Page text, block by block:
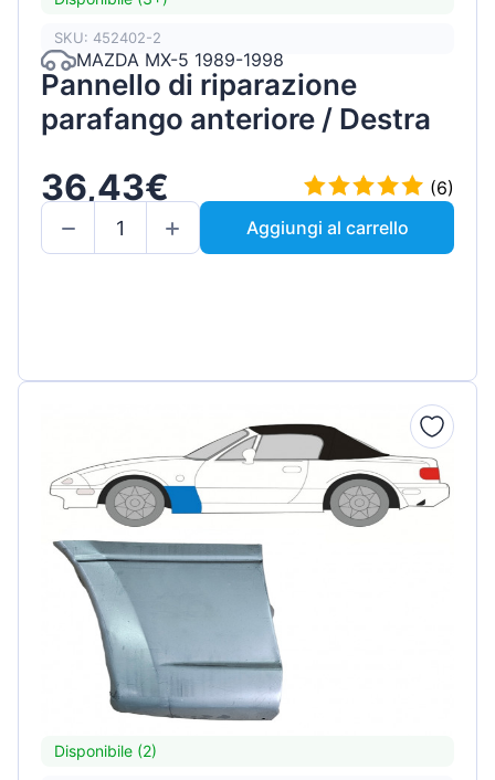
SKU: 452402-2
MAZDA MX-5 1989-1998
Pannello di riparazione
parafango anteriore / Destra
36,43€
(6)
Aggiungi al carrello
Disponibile (2)